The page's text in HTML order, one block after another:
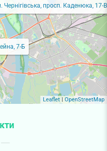
Олена Кищенко. Окрім
ви можете отримати інші
лікарів.
телефонуйте (067) 127-03-03або
для вас зручний час і
дієтолога.
7-Б
Чернігівська, просп. Каденюка, 17-В
Leaflet OpenStreetMap